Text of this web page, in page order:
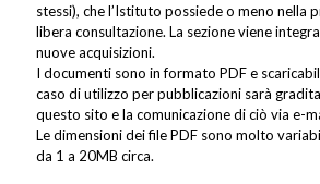
stessi), che l’Istituto possiede o meno nella
libera consultazione. La sezione viene
nuove acquisizioni.
I documenti sono in formato PDF e
caso di utilizzo per pubblicazioni sarà
questo sito e la comunicazione di ciò via e-
Le dimensioni dei file PDF sono molto
da 1 a 20MB circa.